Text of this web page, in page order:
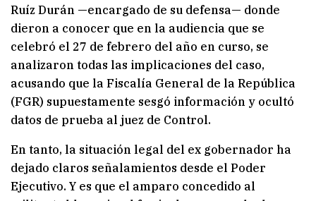
Ruíz Durán —encargado de su defensa— donde
dieron a conocer que en la audiencia que se
celebró el 27 de febrero del año en curso, se
analizaron todas las implicaciones del caso,
acusando que la Fiscalía General de la República
(FGR) supuestamente sesgó información y ocultó
datos de prueba al juez de Control.
En tanto, la situación legal del ex gobernador ha
dejado claros señalamientos desde el Poder
Ejecutivo. Y es que el amparo concedido al